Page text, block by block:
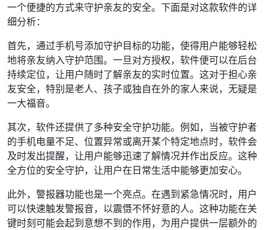
一个便捷的方式来守护亲友的安全。下面是对这款软件的详
细分析：
首先，通过手机号添加守护目标的功能，使得用户能够轻松
地将亲友纳入守护范围。一旦对方授权，软件便可以在后台
持续定位，让用户随时了解亲友的实时位置。这对于担心亲
友安全，特别是老人、孩子或独自在外的家人来说，无疑是
一大福音。
其次，软件还提供了多种安全守护功能。例如，当被守护者
的手机电量不足、位置异常或离开某个特定地点时，软件会
及时发出提醒，让用户能够迅速了解情况并作出反应。这种
全方位的安全守护，让用户在日常生活中能够更加安心。
此外，警报器功能也是一个亮点。在遇到紧急情况时，用户
可以快速触发警报音，以震慑不怀好意的人。这种功能在关
键时刻可能会起到意想不到的作用，为用户提供一层额外的